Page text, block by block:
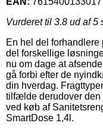
Vurderet til 3.8 ud af 5
En hel del forhandlere
del forskellige
nu om dage at
gå forbi efter de
din hverdag.
tilfælde derudover den
ved køb af
SmartDose 1,4l.